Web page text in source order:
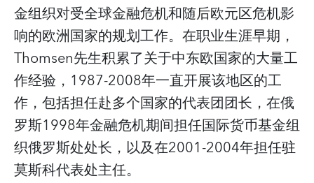
金组织对受全球金融危机和随后欧元区危机影
响的欧洲国家的规划工作。在职业生涯早期，
Thomsen先生积累了关于中东欧国家的大量工
作经验，1987-2008年一直开展该地区的工
作，包括担任赴多个国家的代表团团长，在俄
罗斯1998年金融危机期间担任国际货币基金组
织俄罗斯处处长，以及在2001-2004年担任驻
莫斯科代表处主任。